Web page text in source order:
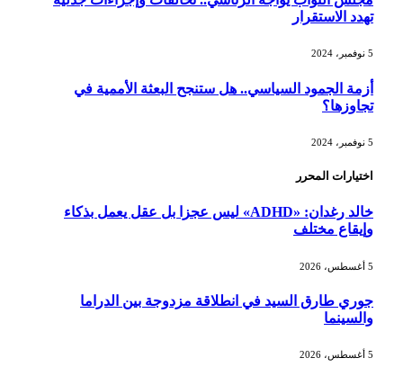
تهدد الاستقرار
أزمة الجمود السياسي.. هل ستنجح البعثة الأممية في
تجاوزها؟
اختيارات المحرر
خالد رغدان: «ADHD» ليس عجزا بل عقل يعمل بذكاء
وإيقاع مختلف
جوري طارق السيد في انطلاقة مزدوجة بين الدراما
والسينما